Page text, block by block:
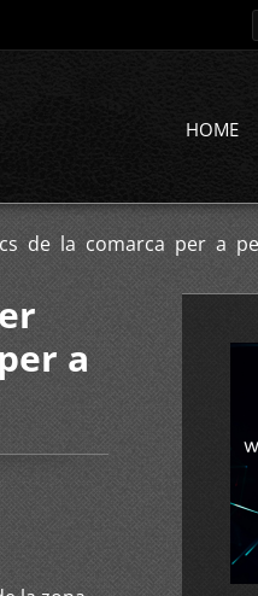
HOME
de la comarca per a
a